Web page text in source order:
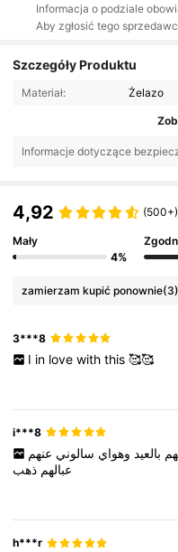
Informacja o podziale
Aby zgłosić tego
Szczegóły Produktu
Materiał: Żelazo
Informacje dotyczące
4,92 (500+)
Mały
4%
zamierzam kupić ponownie(3)
3***8
I in love with this 🥰🥰
i***8
بالعيد وهواي سالوني عنهم
عبالهم ذهب
h***r